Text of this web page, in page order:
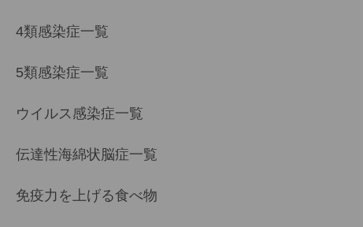
4類感染症一覧
5類感染症一覧
ウイルス感染症一覧
伝達性海綿状脳症一覧
免疫力を上げる食べ物